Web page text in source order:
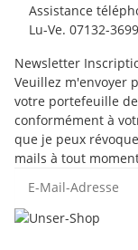
Assistance
Lu-Ve. 07132-
Newsletter
Veuillez m'envoyer
votre portefeuille
conformément à
que je peux
mails à tout